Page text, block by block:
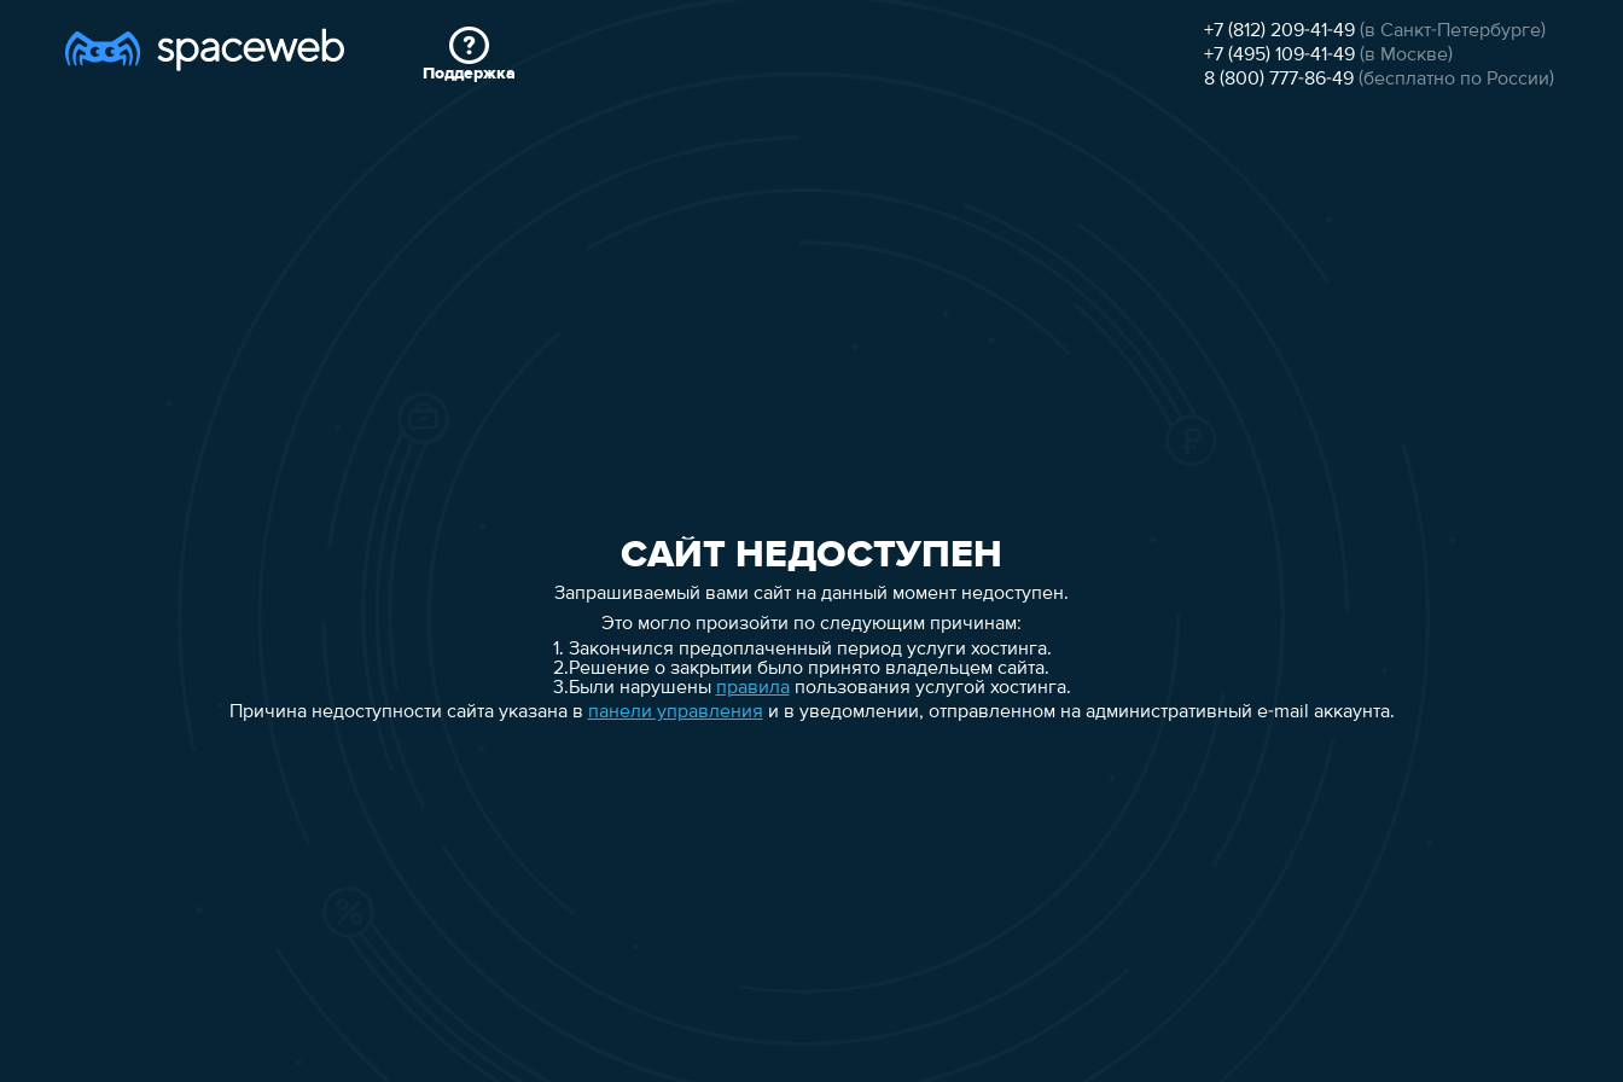
Поддержка
+7 (812) 209-41-49 (в Санкт-Петербурге)
+7 (495) 109-41-49 (в Москве)
8 (800) 777-86-49 (бесплатно по России)
САЙТ НЕДОСТУПЕН
Запрашиваемый вами сайт на данный момент недоступен.
Это могло произойти по следующим причинам:
1. Закончился предоплаченный период услуги хостинга.
2.Решение о закрытии было принято владельцем сайта.
3.Были нарушены правилапользования услугой хостинга.
Причина недоступности сайта указана в панели управления и в уведомлении, отправленном на административный e-mail аккаунта.